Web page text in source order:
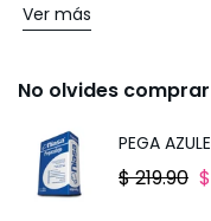
Ver más
No olvides
PEGA
$ 219.90